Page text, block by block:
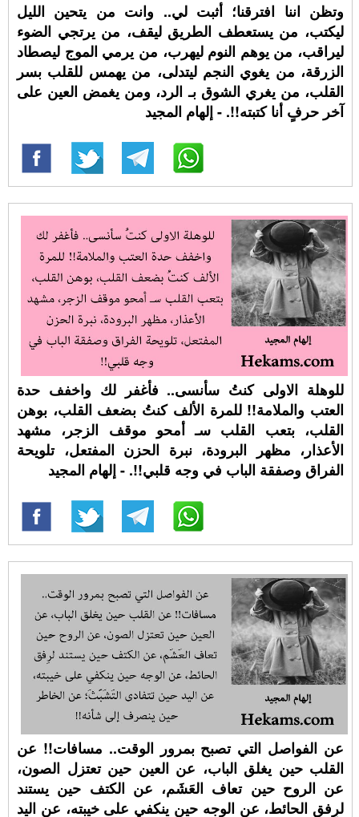
وتظن اننا افترقنا؛ أثبت لي.. وانت من يتحين الليل
ليكتب، من يستعطف الطريق ليقف، من يرتجي الضوء
ليراقب، من يوهم النوم ليهرب، من يرمي الموج ليصطاد
الزرقة، من يغوي النجم ليتدلى، من يهمس للقلب بسر
القلب، من يغري الشوق بـ الرد، ومن يغمض العين على
آخر حرفٍ أنا كتبته!!. - إلهام المجيد
للوهلة الاولى كنتُ سأنسى.. فأغفر لك واخفف حدة
العتب والملامة!! للمرة الألف كنتُ بضعف القلب، بوهن
القلب، بتعب القلب سـ أمحو موقف الزجر، مشهد
الأعذار، مظهر البرودة، نبرة الحزن المفتعل، تلويحة
الفراق وصفقة الباب في وجه قلبي!!. - إلهام المجيد
عن الفواصل التي تصبح بمرور الوقت.. مسافات!! عن
القلب حين يغلق الباب، عن العين حين تعتزل الصون،
عن الروح حين تعاف العَشَم، عن الكتف حين يستند
لرِفق الحائط، عن الوجه حين ينكفي على خيبته، عن اليد